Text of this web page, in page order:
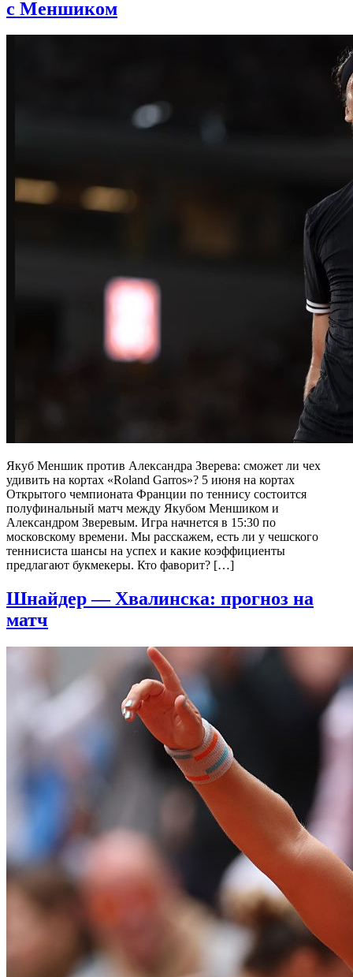
с Меншиком
Якуб Меншик против Александра Зверева: сможет ли чех
удивить на кортах «Roland Garros»? 5 июня на кортах
Открытого чемпионата Франции по теннису состоится
полуфинальный матч между Якубом Меншиком и
Александром Зверевым. Игра начнется в 15:30 по
московскому времени. Мы расскажем, есть ли у чешского
теннисиста шансы на успех и какие коэффициенты
предлагают букмекеры. Кто фаворит? […]
Шнайдер — Хвалинска: прогноз на
матч